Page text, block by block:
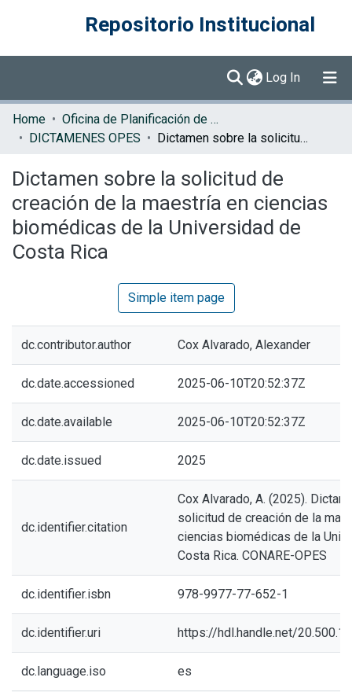
Repositorio Institucional
Log In (current)
Communities & Collections
Browse DSpace
Statistics
Home
Oficina de Planificación de la Educación Superior (OPES)
DICTAMENES OPES
Dictamen sobre la solicitud de creación de la maestría en ciencias biomédicas de la Universidad de Costa Rica
Dictamen sobre la solicitud de
creación de la maestría en ciencias
biomédicas de la Universidad de
Costa Rica
Simple item page
dc.contributor.author Cox Alvarado, Alexander
dc.date.accessioned 2025-06-10T20:52:37Z
dc.date.available 2025-06-10T20:52:37Z
dc.date.issued 2025
dc.identifier.citation
Cox Alvarado, A. (2025).
solicitud de creación de la
ciencias biomédicas de la
Costa Rica. CONARE-OPES
dc.identifier.isbn 978-9977-77-652-1
dc.identifier.uri https://hdl.handle.net/
dc.language.iso es